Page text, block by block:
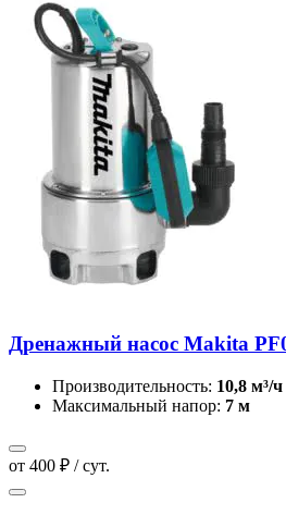
Дренажный насос Makita
Производительность: 10,8 м³/ч
Максимальный напор: 7 м
от 400 ₽ / сут.